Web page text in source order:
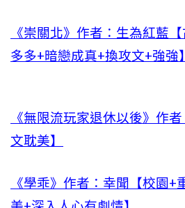
《崇關北》作者：生為紅藍
多多+暗戀成真+換攻文+強強】
《無限流玩家退休以後》作
文耽美】
《學乖》作者：幸聞【校園+